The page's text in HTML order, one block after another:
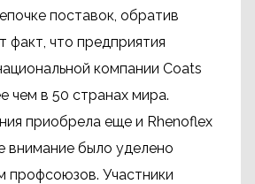
поставок, обратив
факт, что предприятия
компании Coats
чем в 50 странах мира.
приобрела еще и Rhenoflex
внимание было уделено
профсоюзов. Участники